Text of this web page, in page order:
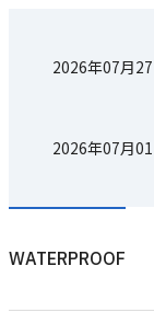
2026年07月
2026年07月
WATERPROOF